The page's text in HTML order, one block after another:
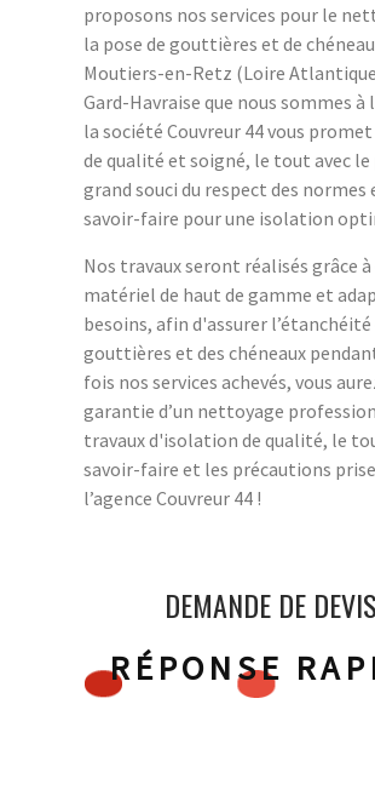
proposons nos services pour le
la pose de gouttières et de
Moutiers-en-Retz (Loire
Gard-Havraise que nous sommes à
la société Couvreur 44 vous
de qualité et soigné, le tout avec le
grand souci du respect des normes
savoir-faire pour une isolation
Nos travaux seront réalisés grâce à
matériel de haut de gamme et
besoins, afin d'assurer l’étanchéité
gouttières et des chéneaux
fois nos services achevés, vous
garantie d’un nettoyage
travaux d'isolation de qualité, le
savoir-faire et les précautions
l’agence Couvreur 44 !
DEMANDE DE DEVIS
RÉPONSE